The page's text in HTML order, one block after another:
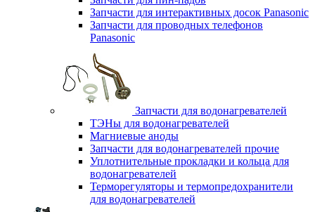
Запчасти для интерактивных досок Panasonic
Запчасти для проводных телефонов
Panasonic
Запчасти для водонагревателей
ТЭНы для водонагревателей
Магниевые аноды
Запчасти для водонагревателей прочие
Уплотнительные прокладки и кольца для
водонагревателей
Терморегуляторы и термопредохранители
для водонагревателей